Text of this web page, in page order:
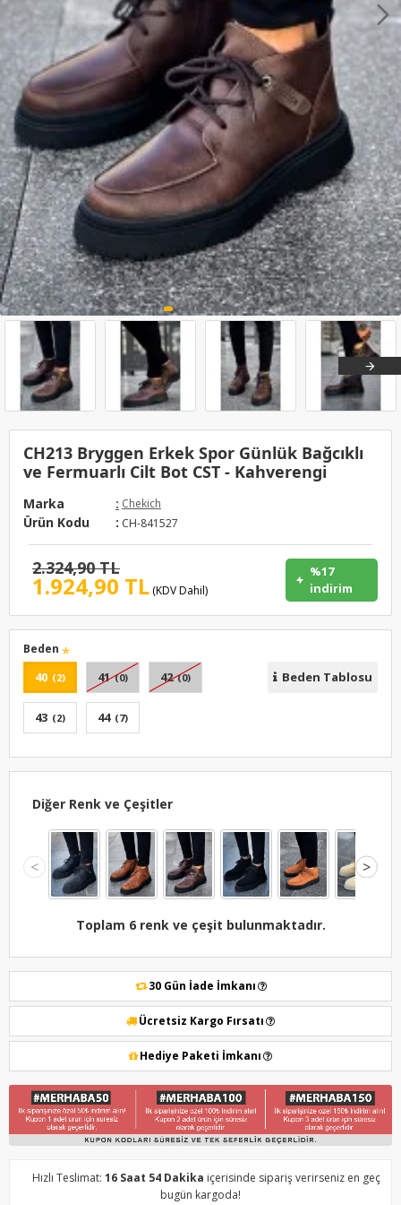
CH213 Bryggen Erkek Spor Günlük Bağcıklı
ve Fermuarlı Cilt Bot CST - Kahverengi
Marka : Chekich
Ürün Kodu : CH-841527
1.924,90 TL (KDV Dahil)
2.324,90 TL
%17
indirim
Beden
40 (2) 41 (0) 42 (0)
43 (2) 44 (7)
Beden Tablosu
Diğer Renk ve Çeşitler
< >
Toplam 6 renk ve çeşit bulunmaktadır.
30 Gün İade İmkanı
Ücretsiz Kargo Fırsatı
Hediye Paketi İmkanı
Hızlı Teslimat: 16 Saat 54 Dakika içerisinde sipariş verirseniz en geç
bugün kargoda!